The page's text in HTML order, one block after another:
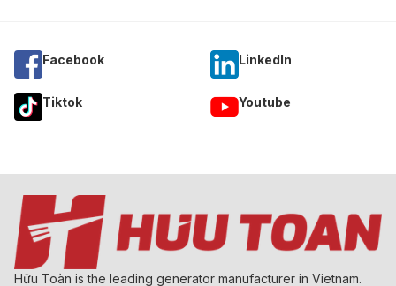
Facebook Linkedln
Tiktok Youtube
Hữu Toàn is the leading generator manufacturer in Vietnam.